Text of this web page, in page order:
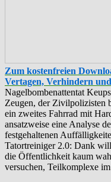
Zum kostenfreien
Vertagen, Verhindern
‪Nagelbombenattentat‬
Zeugen, der Zivilpolizisten
ein zweites Fahrrad mit
ansatzweise eine Analyse
festgehaltenen
‪Tatortreiniger‬ 2.0: Dank
die Öffentlichkeit kaum
versuchen, Teilkomplexe